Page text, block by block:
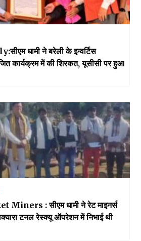
धामी ने बरेली के इन्वर्टिस
कार्यक्रम में की शिरकत, यूसीसी पर हुआ
: सीएम धामी ने रेट माइनर्स
टनल रेस्क्यू ऑपरेशन में निभाई थी